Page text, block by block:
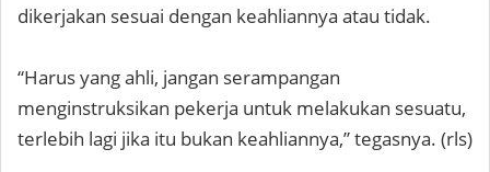
dikerjakan sesuai dengan keahliannya atau tidak.
“Harus yang ahli, jangan serampangan
menginstruksikan pekerja untuk melakukan sesuatu,
terlebih lagi jika itu bukan keahliannya,” tegasnya. (rls)